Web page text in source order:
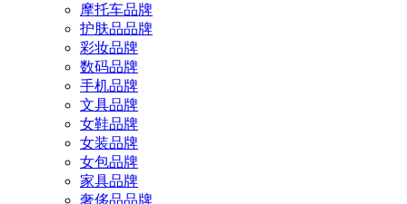
摩托车品牌
护肤品品牌
彩妆品牌
数码品牌
手机品牌
文具品牌
女鞋品牌
女装品牌
女包品牌
家具品牌
奢侈品品牌